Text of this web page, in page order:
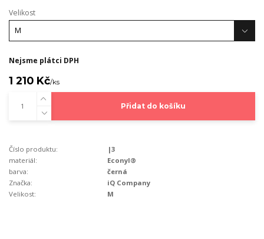
Velikost
Nejsme plátci DPH
1 210 Kč/ks
Přidat do košíku
Číslo produktu:
|3
materiál:
Econyl®
barva:
černá
Značka:
iQ Company
Velikost:
M